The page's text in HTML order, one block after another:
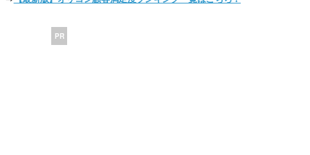
PR